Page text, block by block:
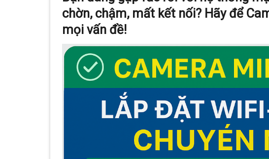
chờn, chậm, mất kết nối? Hãy để
mọi vấn đề!